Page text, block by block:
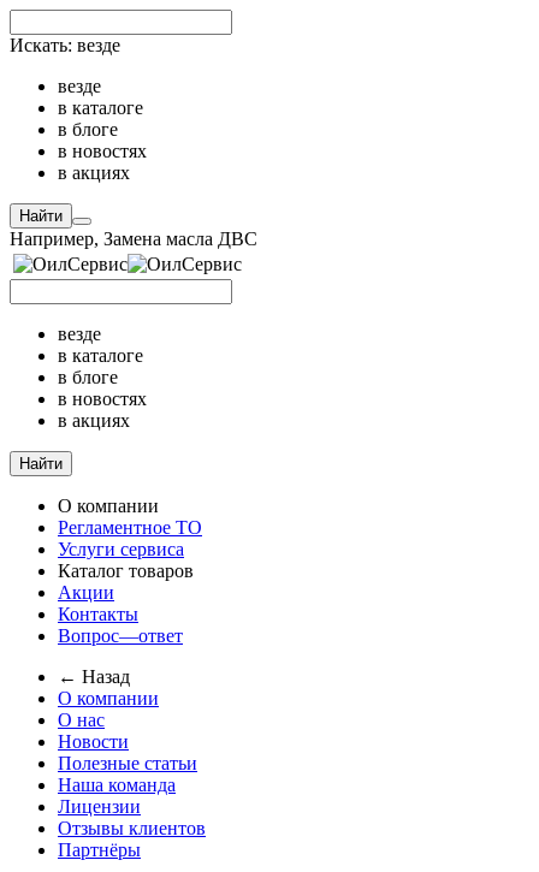
Искать: везде
везде
в каталоге
в блоге
в новостях
в акциях
Найти
Например, Замена масла ДВС
везде
в каталоге
в блоге
в новостях
в акциях
Найти
О компании
Регламентное ТО
Услуги сервиса
Каталог товаров
Акции
Контакты
Вопрос—ответ
← Назад
О компании
О нас
Новости
Полезные статьи
Наша команда
Лицензии
Отзывы клиентов
Партнёры